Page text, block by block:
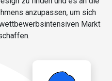
anzupassen, um sich
Markt